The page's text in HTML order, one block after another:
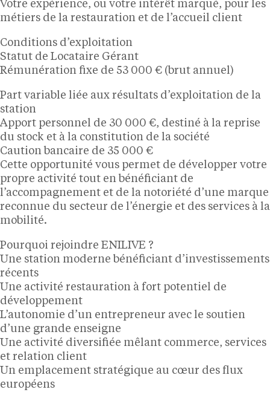
Votre expérience, ou votre intérêt marqué, pour les
métiers de la restauration et de l’accueil client
Conditions d’exploitation
Statut de Locataire Gérant
Rémunération fixe de 53 000 € (brut annuel)
Part variable liée aux résultats d’exploitation de la
station
Apport personnel de 30 000 €, destiné à la reprise
du stock et à la constitution de la société
Caution bancaire de 35 000 €
Cette opportunité vous permet de développer votre
propre activité tout en bénéficiant de
l’accompagnement et de la notoriété d’une marque
reconnue du secteur de l’énergie et des services à la
mobilité.
Pourquoi rejoindre ENILIVE ?
Une station moderne bénéficiant d’investissements
récents
Une activité restauration à fort potentiel de
développement
L’autonomie d’un entrepreneur avec le soutien
d’une grande enseigne
Une activité diversifiée mêlant commerce, services
et relation client
Un emplacement stratégique au cœur des flux
européens